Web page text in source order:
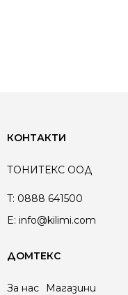
КОНТАКТИ
ТОНИТЕКС ООД
T: 0888 641500
E: info@kilimi.com
ДОМТЕКС
За нас Магазини